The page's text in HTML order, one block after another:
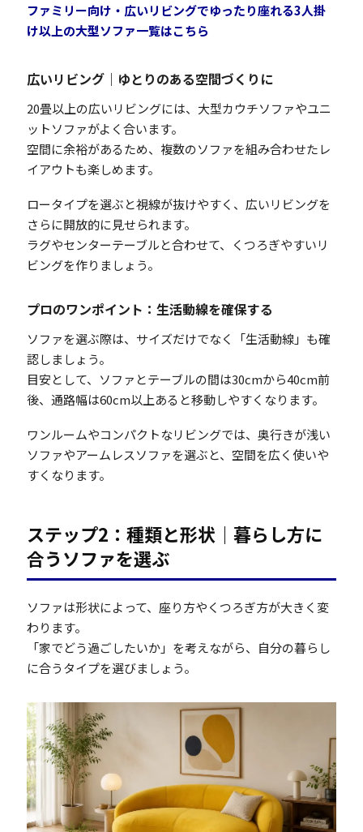
ファミリー向け・広いリビングでゆったり座れる3人掛
け以上の大型ソファ一覧はこちら
広いリビング｜ゆとりのある空間づくりに
20畳以上の広いリビングには、大型カウチソファやユニ
ットソファがよく合います。
空間に余裕があるため、複数のソファを組み合わせたレ
イアウトも楽しめます。
ロータイプを選ぶと視線が抜けやすく、広いリビングを
さらに開放的に見せられます。
ラグやセンターテーブルと合わせて、くつろぎやすいリ
ビングを作りましょう。
プロのワンポイント：生活動線を確保する
ソファを選ぶ際は、サイズだけでなく「生活動線」も確
認しましょう。
目安として、ソファとテーブルの間は30cmから40cm前
後、通路幅は60cm以上あると移動しやすくなります。
ワンルームやコンパクトなリビングでは、奥行きが浅い
ソファやアームレスソファを選ぶと、空間を広く使いや
すくなります。
ステップ2：種類と形状｜暮らし方に
合うソファを選ぶ
ソファは形状によって、座り方やくつろぎ方が大きく変
わります。
「家でどう過ごしたいか」を考えながら、自分の暮らし
に合うタイプを選びましょう。